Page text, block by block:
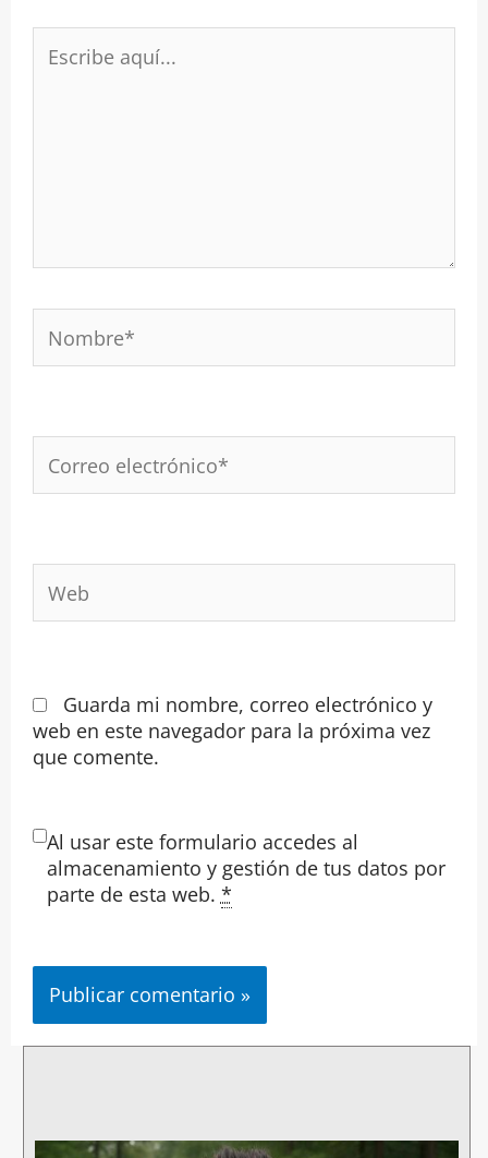
aquí...
electrónico*
Guarda mi nombre, correo electrónico y
web en este navegador para la próxima vez
que comente.
Al usar este formulario accedes al
almacenamiento y gestión de tus datos por
parte de esta web. *